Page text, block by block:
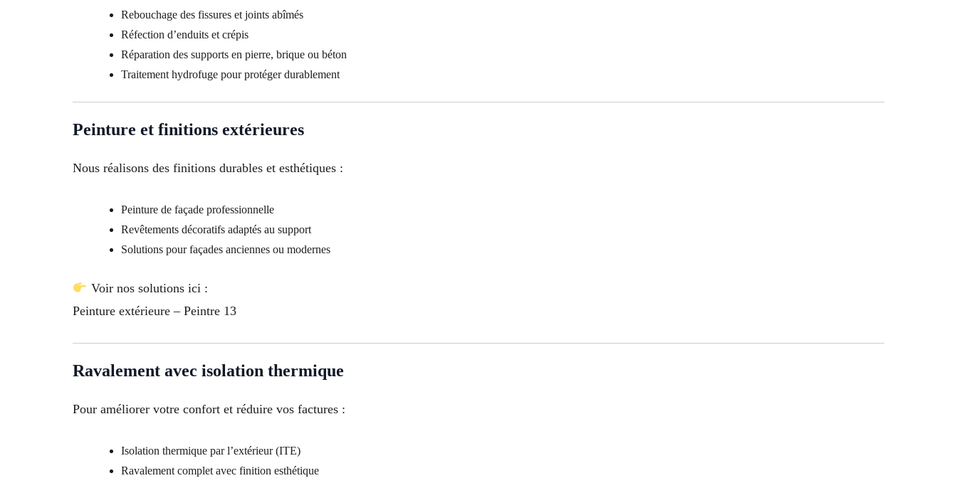
Rebouchage des fissures et joints abîmés
Réfection d’enduits et crépis
Réparation des supports en pierre, brique ou béton
Traitement hydrofuge pour protéger durablement
Peinture et finitions extérieures
Nous réalisons des finitions durables et esthétiques :
Peinture de façade professionnelle
Revêtements décoratifs adaptés au support
Solutions pour façades anciennes ou modernes
Voir nos solutions ici :
Peinture extérieure – Peintre 13
Ravalement avec isolation thermique
Pour améliorer votre confort et réduire vos factures :
Isolation thermique par l’extérieur (ITE)
Ravalement complet avec finition esthétique